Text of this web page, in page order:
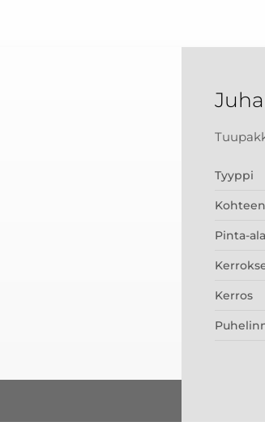
Tyyppi
Pinta-
Kerros